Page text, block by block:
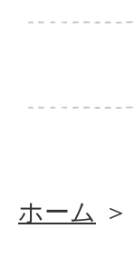
ホーム ＞